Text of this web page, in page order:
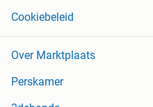
Cookiebeleid
Over Marktplaats
Perskamer